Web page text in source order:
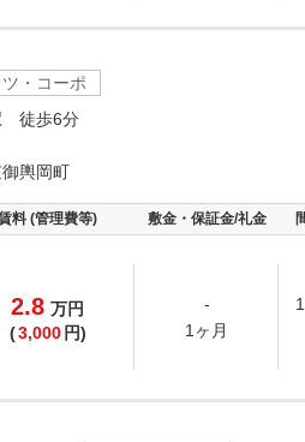
・コーポ
徒歩6分
輿岡町
料 (管理費等) 敷金・保証金/礼金
2.8 万円
(3,000 円)
-
1ヶ月